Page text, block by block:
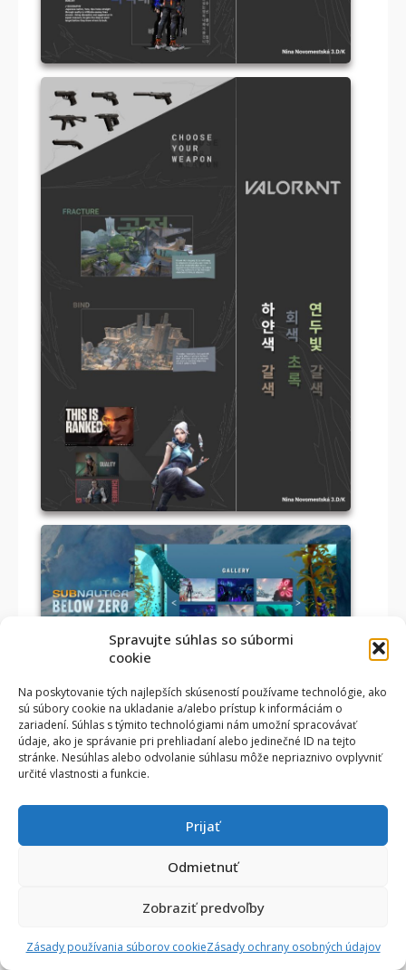
Spravujte súhlas so súbormi
cookie
Na poskytovanie tých najlepších skúseností používame technológie, ako
sú súbory cookie na ukladanie a/alebo prístup k informáciám o
zariadení. Súhlas s týmito technológiami nám umožní spracovávať
údaje, ako je správanie pri prehliadaní alebo jedinečné ID na tejto
stránke. Nesúhlas alebo odvolanie súhlasu môže nepriaznivo ovplyvniť
určité vlastnosti a funkcie.
Prijať
Odmietnuť
Zobraziť predvoľby
Zásady používania súborov cookieZásady ochrany osobných údajov